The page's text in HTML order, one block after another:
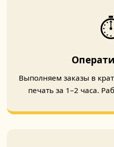
Выполняем заказы в
печать за 1–2 часа.